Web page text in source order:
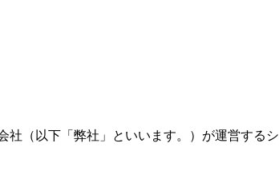
社（以下「弊社」といいます。）が運営する